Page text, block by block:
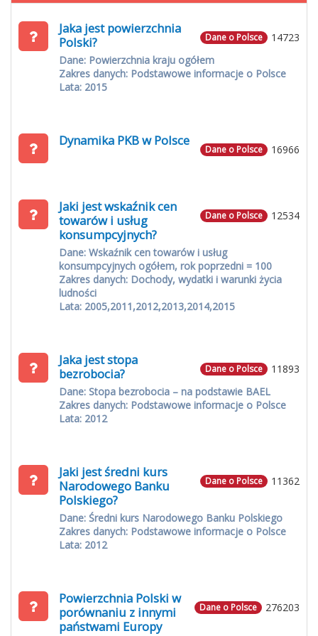
14723
Dane o Polsce
Jaka jest powierzchnia
Polski?
Dane: Powierzchnia kraju ogółem
Zakres danych: Podstawowe informacje o Polsce
Lata: 2015
16966
Dane o Polsce
Dynamika PKB w Polsce
12534
Dane o Polsce
Jaki jest wskaźnik cen
towarów i usług
konsumpcyjnych?
Dane: Wskaźnik cen towarów i usług
konsumpcyjnych ogółem, rok poprzedni = 100
Zakres danych: Dochody, wydatki i warunki życia
ludności
Lata: 2005,2011,2012,2013,2014,2015
11893
Dane o Polsce
Jaka jest stopa
bezrobocia?
Dane: Stopa bezrobocia – na podstawie BAEL
Zakres danych: Podstawowe informacje o Polsce
Lata: 2012
11362
Dane o Polsce
Jaki jest średni kurs
Narodowego Banku
Polskiego?
Dane: Średni kurs Narodowego Banku Polskiego
Zakres danych: Podstawowe informacje o Polsce
Lata: 2012
276203
Dane o Polsce
Powierzchnia Polski w
porównaniu z innymi
państwami Europy